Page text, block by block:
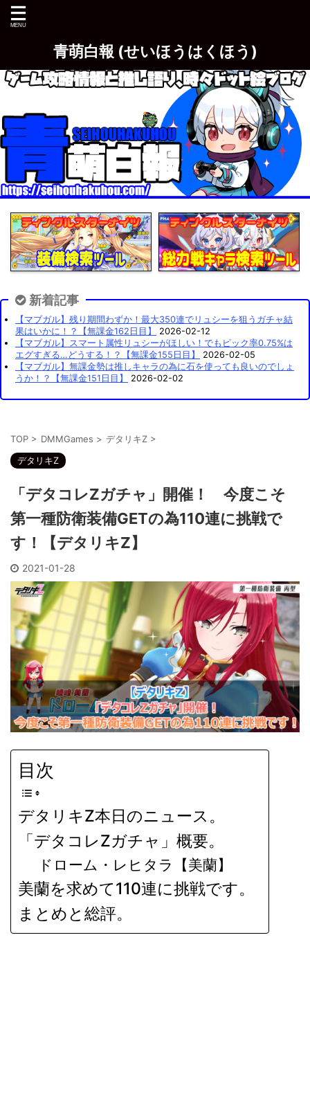
青萌白報 (せいほうはくほう)
新着記事
【マブガル】残り期間わずか！最大350連でリュシーを狙うガチャ結
果はいかに！？【無課金162日目】
2026-02-12
【マブガル】スマート属性リュシーがほしい！でもピック率0.75%は
エグすぎる…どうする！？【無課金155日目】
2026-02-05
【マブガル】無課金勢は推しキャラの為に石を使っても良いのでしょ
うか！？【無課金151日目】
2026-02-02
TOP > DMMGames > デタリキZ >
デタリキZ
「デタコレZガチャ」開催！ 今度こそ
第一種防衛装備GETの為110連に挑戦で
す！【デタリキZ】
2021-01-28
目次
デタリキZ本日のニュース。
「デタコレZガチャ」概要。
ドローム・レヒタラ【美蘭】
美蘭を求めて110連に挑戦です。
まとめと総評。